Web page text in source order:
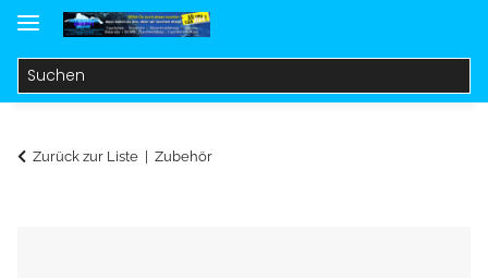
Zurück zur Liste Zubehör